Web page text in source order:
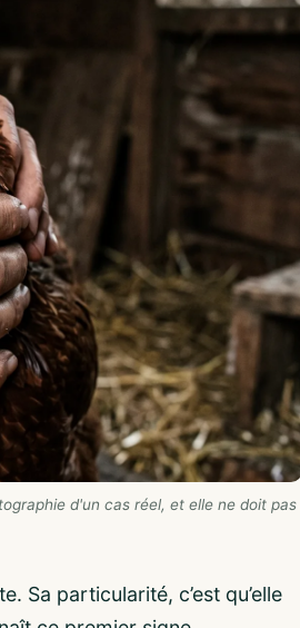
d'un cas réel, et elle ne doit pas
Sa particularité, c’est qu’elle